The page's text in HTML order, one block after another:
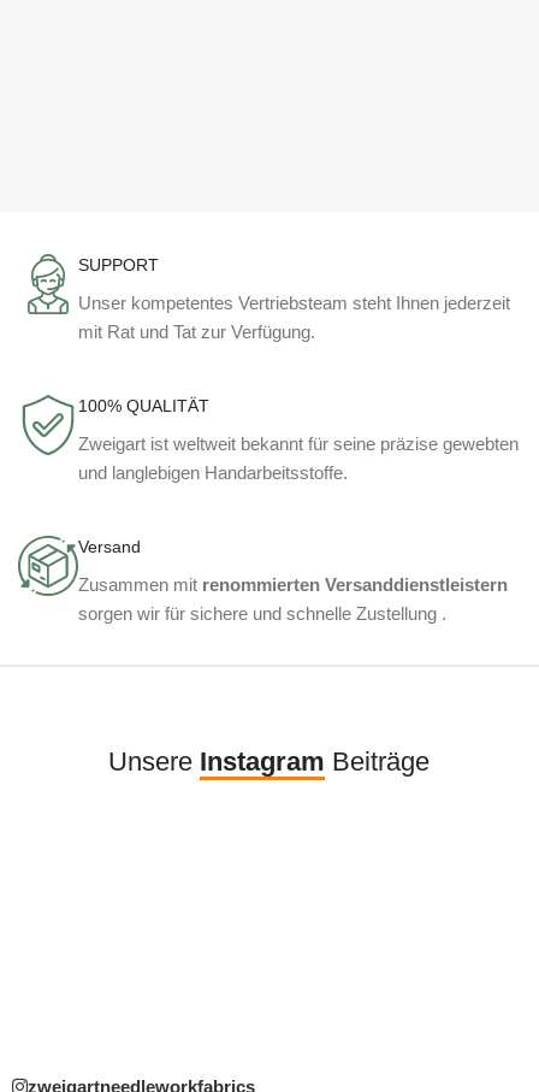
SUPPORT
Unser kompetentes Vertriebsteam steht Ihnen jederzeit
mit Rat und Tat zur Verfügung.
100% QUALITÄT
Zweigart ist weltweit bekannt für seine präzise gewebten
und langlebigen Handarbeitsstoffe.
Versand
Zusammen mit renommierten Versanddienstleistern
sorgen wir für sichere und schnelle Zustellung .
Unsere Instagram Beiträge
zweigartneedleworkfabrics